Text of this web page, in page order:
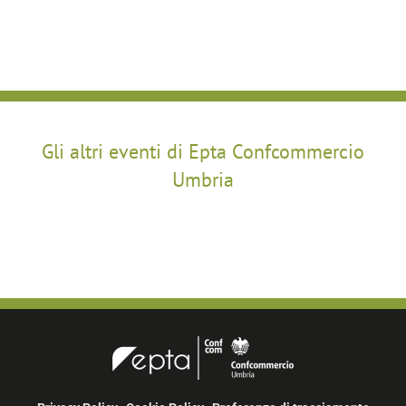
Gli altri eventi di Epta Confcommercio
Umbria